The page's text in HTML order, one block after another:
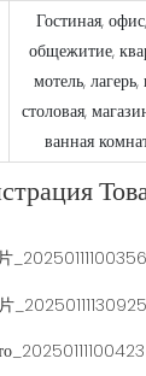
Гостиная,
общежитие,
мотель,
столовая,
ванная